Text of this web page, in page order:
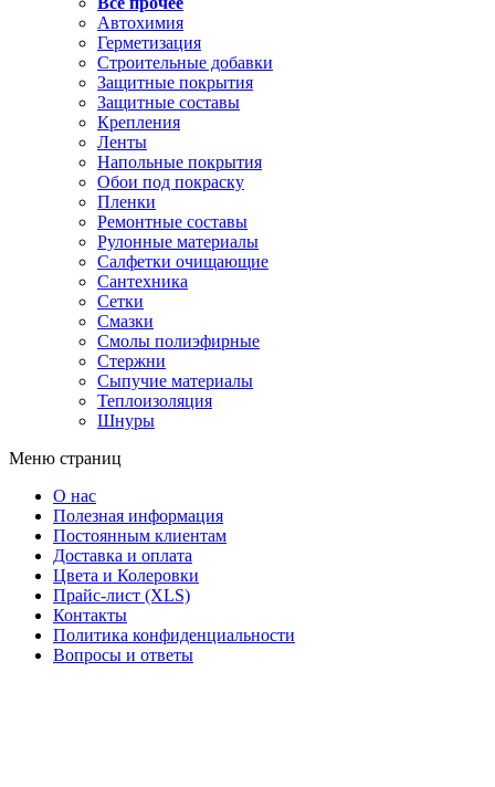
Автохимия
Герметизация
Строительные добавки
Защитные покрытия
Защитные составы
Крепления
Ленты
Напольные покрытия
Обои под покраску
Пленки
Ремонтные составы
Рулонные материалы
Салфетки очищающие
Сантехника
Сетки
Смазки
Смолы полиэфирные
Стержни
Сыпучие материалы
Теплоизоляция
Шнуры
Меню страниц
О нас
Полезная информация
Постоянным клиентам
Доставка и оплата
Цвета и Колеровки
Прайс-лист (XLS)
Контакты
Политика конфиденциальности
Вопросы и ответы